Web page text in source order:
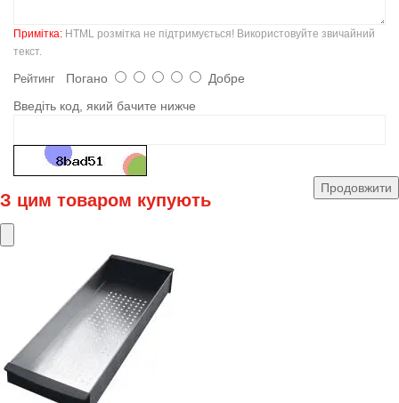
Примітка: HTML розмітка не підтримується! Використовуйте звичайний
текст.
Рейтинг Погано
Добре
Введіть код, який бачите нижче
Продовжити
З цим товаром купують